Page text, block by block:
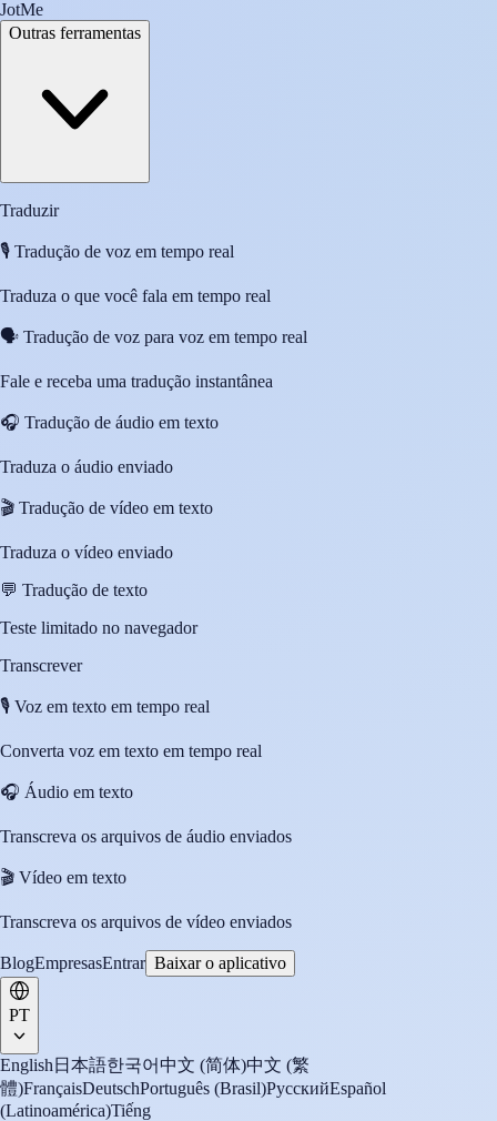
JotMe
Outras ferramentas
Traduzir
🎙️ Tradução de voz em tempo real
Traduza o que você fala em tempo real
🗣️ Tradução de voz para voz em tempo real
Fale e receba uma tradução instantânea
🎧 Tradução de áudio em texto
Traduza o áudio enviado
🎬 Tradução de vídeo em texto
Traduza o vídeo enviado
💬 Tradução de texto
Teste limitado no navegador
Transcrever
🎙️ Voz em texto em tempo real
Converta voz em texto em tempo real
🎧 Áudio em texto
Transcreva os arquivos de áudio enviados
🎬 Vídeo em texto
Transcreva os arquivos de vídeo enviados
BlogEmpresasEntrar Baixar o aplicativo
PT
English 日本語한국어中文 (简体)中文 (繁
體)FrançaisDeutschPortuguês (Brasil)РусскийEspañol
(Latinoamérica)Tiếng